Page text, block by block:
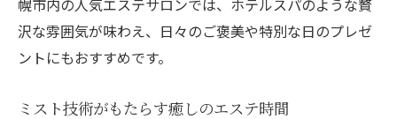
幌市内の人気エステサロンでは、ホテルスパのような贅
沢な雰囲気が味わえ、日々のご褒美や特別な日のプレゼ
ントにもおすすめです。
ミスト技術がもたらす癒しのエステ時間